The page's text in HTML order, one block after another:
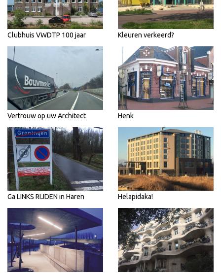
Clubhuis VWDTP 100 jaar Kleuren verkeerd?
Vertrouw op uw Architect Henk
Ga LINKS RIJDEN in Haren Helapidaka!